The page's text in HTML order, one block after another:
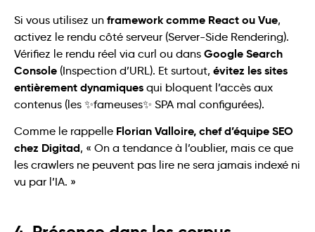
Si vous utilisez un framework comme React ou Vue,
activez le rendu côté serveur (Server-Side Rendering).
Vérifiez le rendu réel via curl ou dans Google Search
Console (Inspection d’URL). Et surtout, évitez les sites
entièrement dynamiques qui bloquent l’accès aux
contenus (les ✨fameuses✨ SPA mal configurées).
Comme le rappelle Florian Valloire, chef d’équipe SEO
chez Digitad, « On a tendance à l’oublier, mais ce que
les crawlers ne peuvent pas lire ne sera jamais indexé ni
vu par l’IA. »